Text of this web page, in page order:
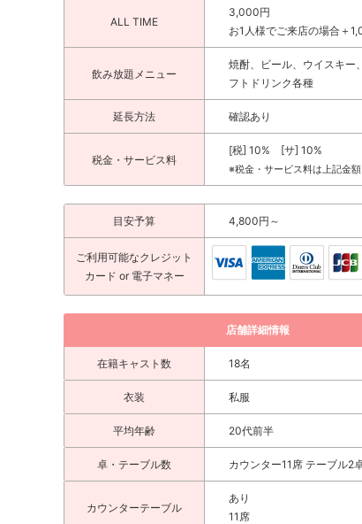
ALL TIME
3,000円
お1人様でご来店の場合＋
飲み放題メニュー
焼酎、ビール、ウイスキー
フトドリンク各種
延長方法 確認あり
税金・サービス料
[税] 10% [サ] 10%
※税金・サービス料は上記金
目安予算 4,800円～
ご利用可能なクレジット
カード or 電子マネー
店舗詳細情報
在籍キャスト数 18名
衣装 私服
平均年齢 20代前半
卓・テーブル数 カウンター11席 テーブル2
カウンターテーブル
あり
11席